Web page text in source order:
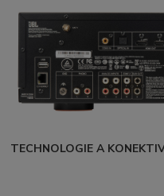
TECHNOLOGIE A